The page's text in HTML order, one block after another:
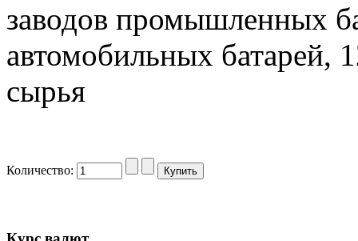
заводов промышленных
автомобильных батарей,
сырья
Количество: